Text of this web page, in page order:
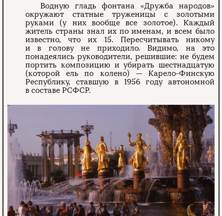
Водную гладь фонтана «Дружба народов»
окружают статные труженицы с золотыми
руками (у них вообще все золотое). Каждый
житель страны знал их по именам, и всем было
известно, что их 15. Пересчитывать никому
и в голову не приходило. Видимо, на это
понадеялись руководители, решившие: не будем
портить композицию и убирать шестнадцатую
(которой ель по колено) — Карело-Финскую
Республику, ставшую в 1956 году автономной
в составе РСФСР.